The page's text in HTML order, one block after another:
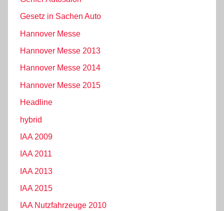
Gesetz in Sachen Auto
Hannover Messe
Hannover Messe 2013
Hannover Messe 2014
Hannover Messe 2015
Headline
hybrid
IAA 2009
IAA 2011
IAA 2013
IAA 2015
IAA Nutzfahrzeuge 2010